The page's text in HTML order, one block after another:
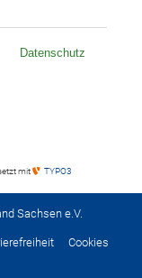
mit TYPO3
Sachsen e.V.
Cookies